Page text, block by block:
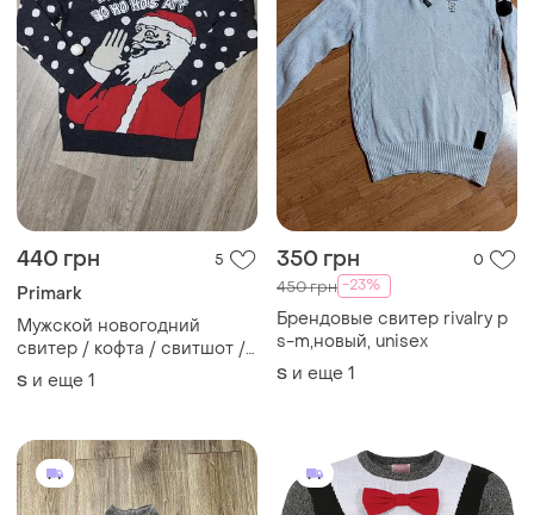
440 грн 5
Primark
Мужской новогодний
свитер / кофта / свитшот /
мужская одежда / одяг
S и еще 1
350 грн 0
450 грн -23%
Брендовые свитер rivalry р
s-m,новый, unisex
S и еще 1